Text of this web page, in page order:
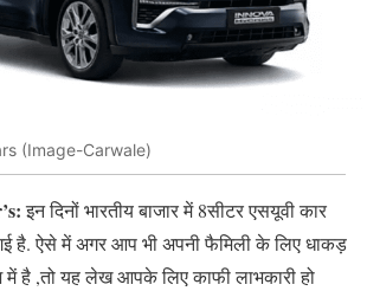
(Image-Carwale)
इन दिनों भारतीय बाजार में 8सीटर एसयूवी कार
है. ऐसे में अगर आप भी अपनी फैमिली के लिए धाकड़
में है ,तो यह लेख आपके लिए काफी लाभकारी हो